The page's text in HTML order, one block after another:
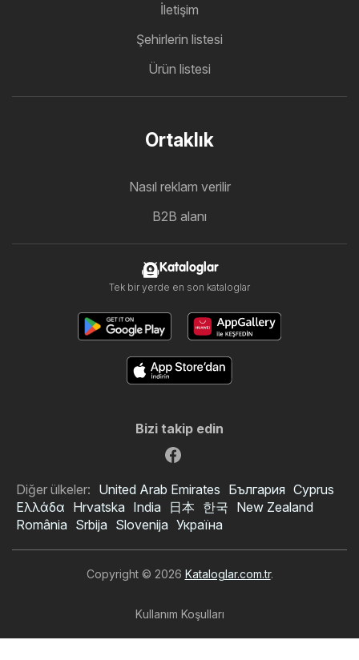
İletişim
Şehirlerin listesi
Ürün listesi
Ortaklık
Nasıl reklam verilir
B2B alanı
Kataloglar
Tek bir yerde en son kataloglar
Bizi takip edin
Diğer ülkeler: United Arab Emirates България Cyprus
Ελλάδα Hrvatska India 日本 한국 New Zealand
România Srbija Slovenija Україна
Copyright © 2026 Kataloglar.com.tr.
Kullanım Koşulları